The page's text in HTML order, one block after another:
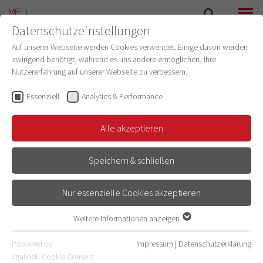
FÖRDERLINIE 3
Datenschutzeinstellungen
Auf unserer Webseite werden Cookies verwendet. Einige davon werden
zwingend benötigt, während es uns andere ermöglichen, Ihre
Nutzererfahrung auf unserer Webseite zu verbessern.
Essenziell Analytics & Performance
Alle akzeptieren
Speichern & schließen
Nur essenzielle Cookies akzeptieren
Essenzielle Cookies werden für grundlegende Funktionen der
Webseite benötigt. Dadurch ist gewährleistet, dass die Webseite
Weitere Informationen anzeigen
Powered by
sgalinski Cookie Consent
Impressum | Datenschutzerklärung